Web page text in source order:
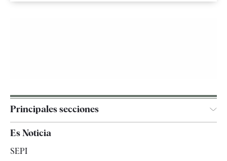
Principales secciones
España
Es Noticia
SEPI